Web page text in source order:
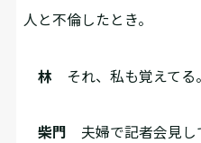
人と不倫したとき。
林 それ、私も覚えてる。
柴門 夫婦で記者会見し